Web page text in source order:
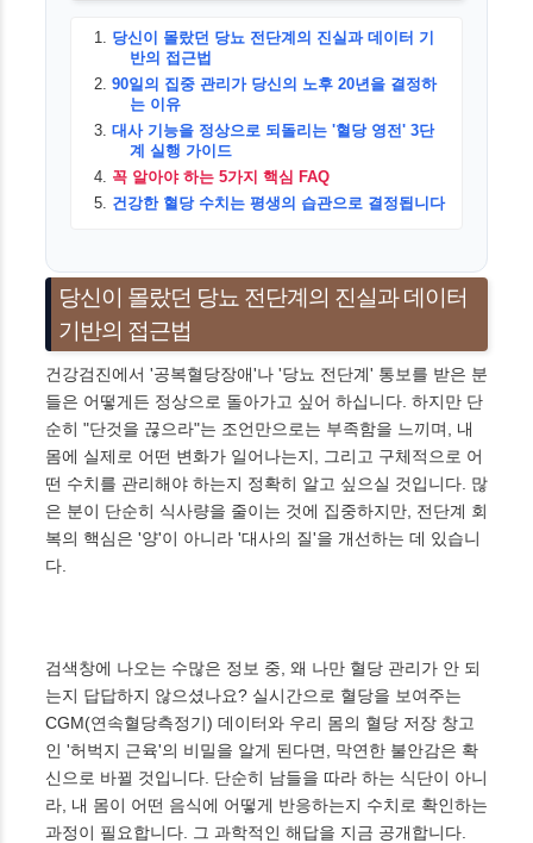
당신이 몰랐던 당뇨 전단계의 진실과 데이터 기
반의 접근법
90일의 집중 관리가 당신의 노후 20년을 결정하
는 이유
대사 기능을 정상으로 되돌리는 '혈당 영전' 3단
계 실행 가이드
꼭 알아야 하는 5가지 핵심 FAQ
건강한 혈당 수치는 평생의 습관으로 결정됩니다
당신이 몰랐던 당뇨 전단계의 진실과 데이터
기반의 접근법
건강검진에서 '공복혈당장애'나 '당뇨 전단계' 통보를 받은 분
들은 어떻게든 정상으로 돌아가고 싶어 하십니다. 하지만 단
순히 "단것을 끊으라"는 조언만으로는 부족함을 느끼며, 내
몸에 실제로 어떤 변화가 일어나는지, 그리고 구체적으로 어
떤 수치를 관리해야 하는지 정확히 알고 싶으실 것입니다. 많
은 분이 단순히 식사량을 줄이는 것에 집중하지만, 전단계 회
복의 핵심은 '양'이 아니라 '대사의 질'을 개선하는 데 있습니
다.
검색창에 나오는 수많은 정보 중, 왜 나만 혈당 관리가 안 되
는지 답답하지 않으셨나요? 실시간으로 혈당을 보여주는
CGM(연속혈당측정기) 데이터와 우리 몸의 혈당 저장 창고
인 '허벅지 근육'의 비밀을 알게 된다면, 막연한 불안감은 확
신으로 바뀔 것입니다. 단순히 남들을 따라 하는 식단이 아니
라, 내 몸이 어떤 음식에 어떻게 반응하는지 수치로 확인하는
과정이 필요합니다. 그 과학적인 해답을 지금 공개합니다.